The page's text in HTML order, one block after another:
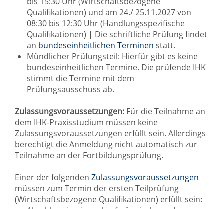
Qualifikationen) und am 24./ 25.11.2027 von
08:30 bis 12:30 Uhr (Handlungsspezifische
Qualifikationen) | Die schriftliche Prüfung findet
an bundeseinheitlichen Terminen statt.
Mündlicher Prüfungsteil: Hierfür gibt es keine
bundeseinheitlichen Termine. Die prüfende IHK
stimmt die Termine mit dem
Prüfungsausschuss ab.
Zulassungsvoraussetzungen: Für die Teilnahme an
dem IHK-Praxisstudium müssen keine
Zulassungsvoraussetzungen erfüllt sein. Allerdings
berechtigt die Anmeldung nicht automatisch zur
Teilnahme an der Fortbildungsprüfung.
Einer der folgenden Zulassungsvoraussetzungen
müssen zum Termin der ersten Teilprüfung
(Wirtschaftsbezogene Qualifikationen) erfüllt sein: